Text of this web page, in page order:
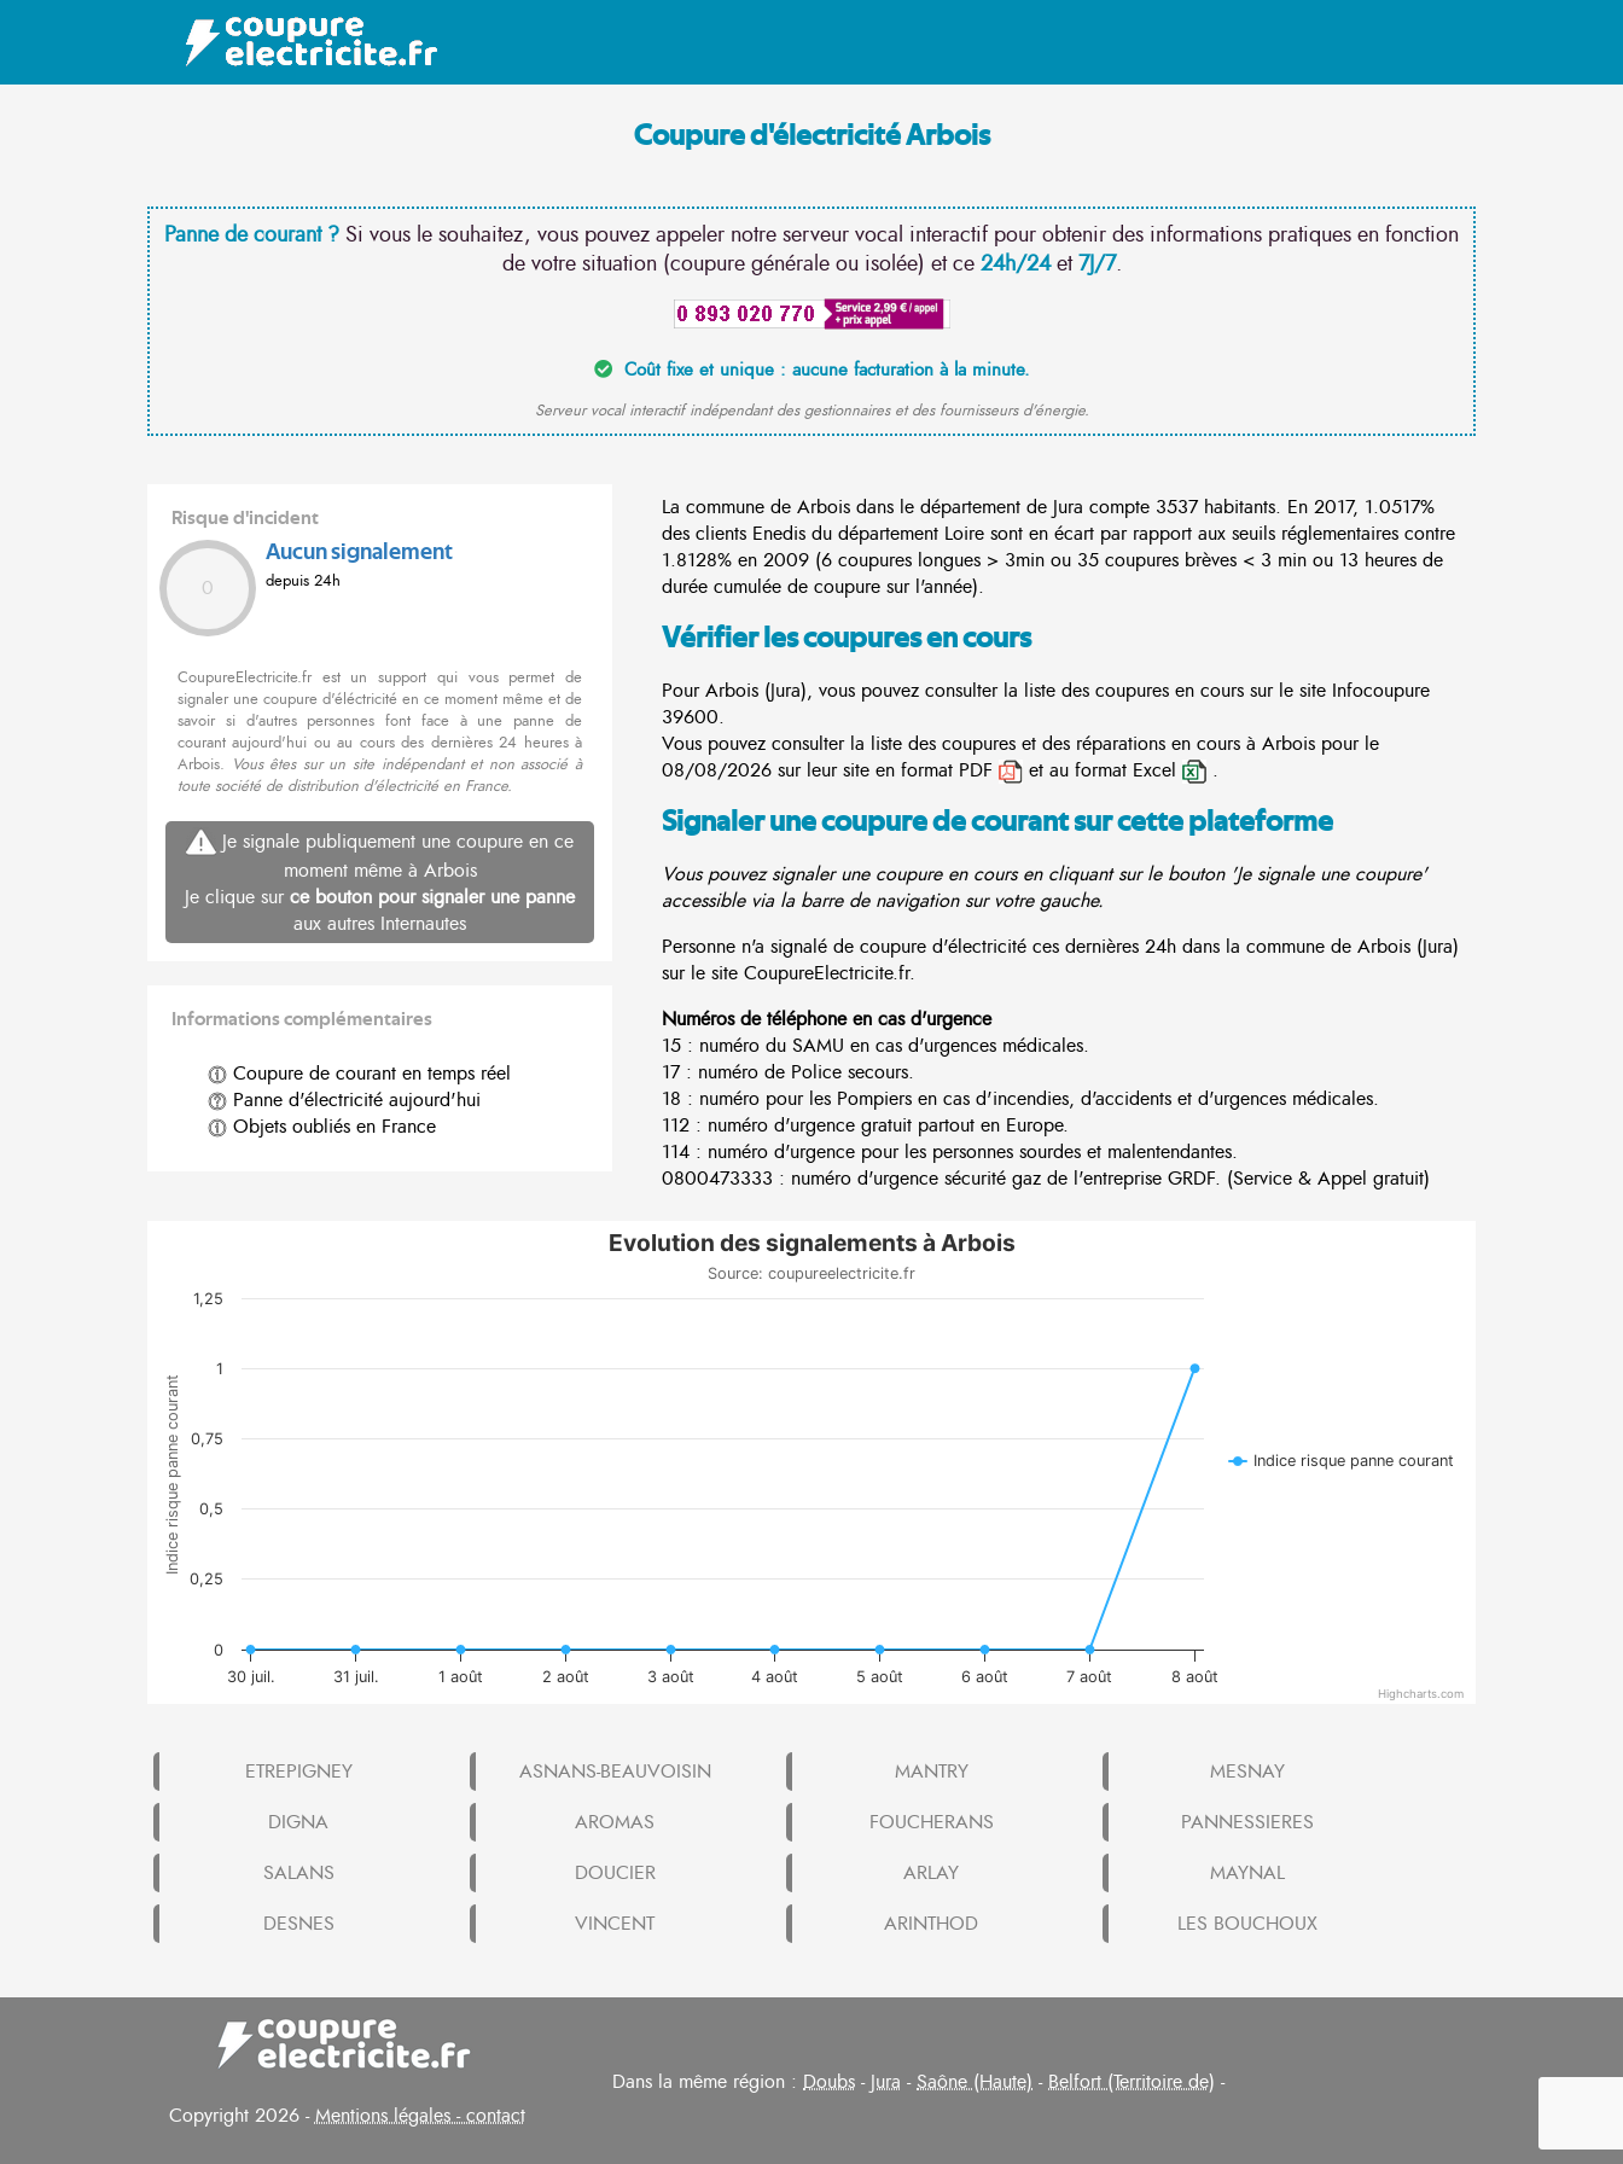
Coupure d'électricité Arbois
Panne de courant ? Si vous le souhaitez, vous pouvez appeler notre serveur vocal interactif pour obtenir des informations pratiques en fonction
de votre situation (coupure générale ou isolée) et ce 24h/24et7J/7.
Coût fixe et unique : aucune facturation à la minute.
Serveur vocal interactif indépendant des gestionnaires et des fournisseurs d'énergie.
Risque d'incident
0
Aucun signalement
depuis 24h
CoupureElectricite.fr est un support qui vous permet de
signaler une coupure d'éléctricité en ce moment même et de
savoir si d'autres personnes font face à une panne de
courant aujourd'hui ou au cours des dernières 24 heures à
Arbois. Vous êtes sur un site indépendant et non associé à
toute société de distribution d'électricité en France.
Je signale publiquement une coupure en ce
moment même à Arbois
Je clique sur ce bouton pour signaler une panne
aux autres Internautes
Informations complémentaires
Coupure de courant en temps réel
Panne d'électricité aujourd'hui
Objets oubliés en France
La commune de Arbois dans le département de Jura compte 3537 habitants. En 2017, 1.0517%
des clients Enedis du département Loire sont en écart par rapport aux seuils réglementaires contre
1.8128% en 2009 (6 coupures longues > 3min ou 35 coupures brèves < 3 min ou 13 heures de
durée cumulée de coupure sur l'année).
Vérifier les coupures en cours
Pour Arbois (Jura), vous pouvez consulter la liste des coupures en cours sur le site Infocoupure
39600.
Vous pouvez consulter la liste des coupures et des réparations en cours à Arbois pour le
08/08/2026 sur leur site en format PDF
et au format Excel .
Signaler une coupure de courant sur cette plateforme
Vous pouvez signaler une coupure en cours en cliquant sur le bouton 'Je signale une coupure'
accessible via la barre de navigation sur votre gauche.
Personne n'a signalé de coupure d'électricité ces dernières 24h dans la commune de Arbois (Jura)
sur le site CoupureElectricite.fr.
Numéros de téléphone en cas d'urgence
15 : numéro du SAMU en cas d'urgences médicales.
17 : numéro de Police secours.
18 : numéro pour les Pompiers en cas d'incendies, d'accidents et d'urgences médicales.
112 : numéro d'urgence gratuit partout en Europe.
114 : numéro d'urgence pour les personnes sourdes et malentendantes.
0800473333 : numéro d'urgence sécurité gaz de l'entreprise GRDF. (Service & Appel gratuit)
Indice risque panne courant
Evolution des signalements à Arbois
Source: coupureelectricite.fr
Indice risque panne courant
30 juil. 31 juil. 1 août 2 août 3 août 4 août 5 août 6 août 7 août 8 août
0
0,25
0,5
0,75
1
1,25
Highcharts.com
ETREPIGNEY ASNANS-BEAUVOISIN MANTRY
MESNAY
DIGNA
AROMAS FOUCHERANS
PANNESSIERES
SALANS
DOUCIER ARLAY
MAYNAL
DESNES
VINCENT ARINTHOD LES BOUCHOUX
Copyright 2026 -Mentions légales - contact
Dans la même région : Doubs - Jura -Saône (Haute) -Belfort (Territoire de) -